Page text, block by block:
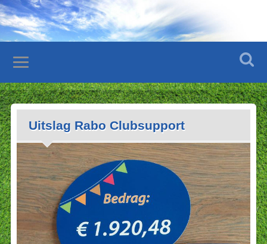
Uitslag Rabo Clubsupport